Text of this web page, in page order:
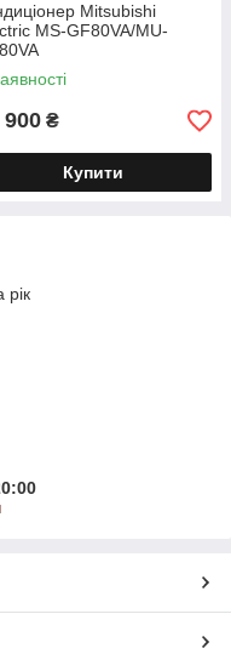
Mitsubishi
MS-GF80VA/MU-
900 ₴
Купити
рік